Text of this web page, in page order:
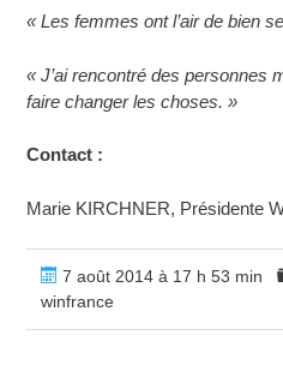
« Les femmes ont l’air de bien
« J’ai rencontré des personnes
faire changer les choses. »
Contact :
Marie KIRCHNER, Présidente
7 août 2014 à 17 h 53 min
winfrance